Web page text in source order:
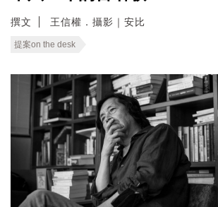
撰文 王信權．攝影｜安比
提案on the desk